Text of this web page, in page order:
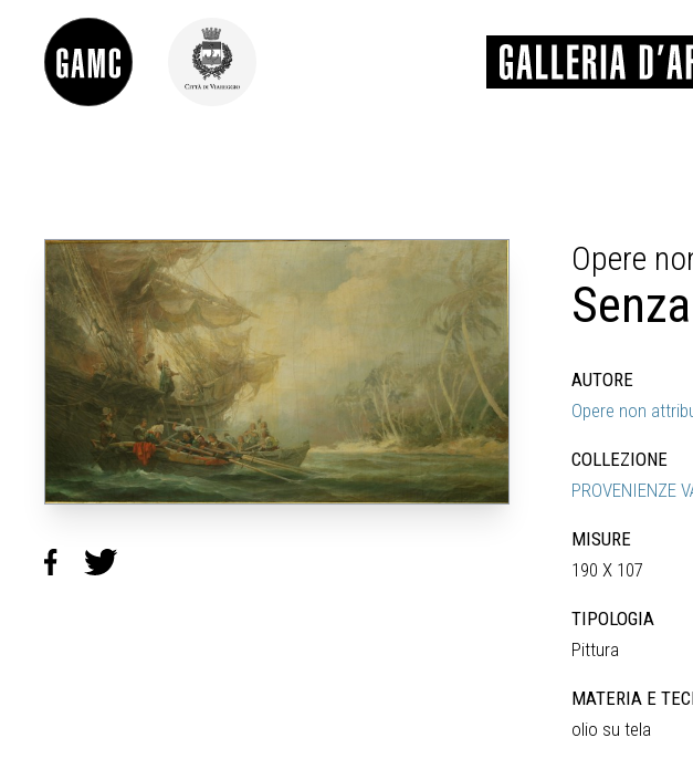
DIDATTICA
LORENZO VIANI
MOSTRE
PALAZZO DELLE MUSE
SCULTURA
STAMPA
MATRICI XILOGRAFICHE
Opere
AUTORE
Opere non
COLLEZIONE
PROVENIENZE
MISURE
190 X 107
TIPOLOGIA
Pittura
MATERIA E
olio su tela